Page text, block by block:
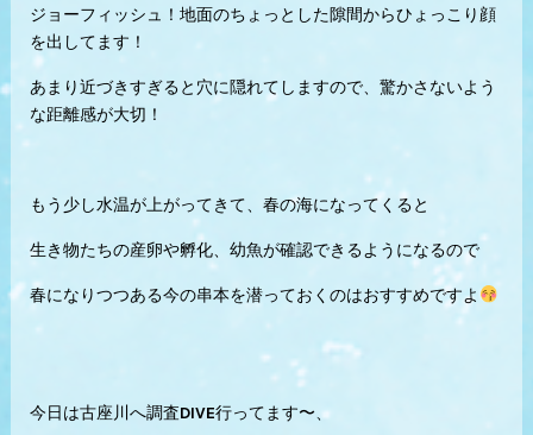
ジョーフィッシュ！地面のちょっとした隙間からひょっこり顔
を出してます！
あまり近づきすぎると穴に隠れてしますので、驚かさないよう
な距離感が大切！
もう少し水温が上がってきて、春の海になってくると
生き物たちの産卵や孵化、幼魚が確認できるようになるので
春になりつつある今の串本を潜っておくのはおすすめですよ
今日は古座川へ調査DIVE行ってます〜、